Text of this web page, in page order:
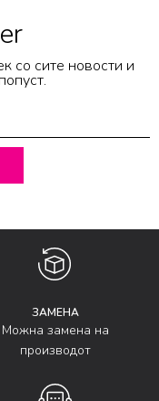
со сите новости и
ЗАМЕНА
Можна замена на
производот